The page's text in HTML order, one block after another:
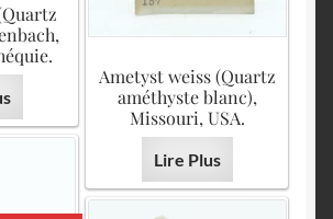
Ametyst weiss (Quartz
améthyste blanc),
Missouri, USA.
Lire Plus